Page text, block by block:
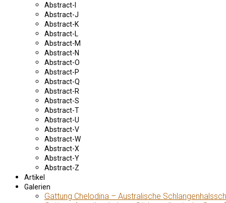
Abstract-I
Abstract-J
Abstract-K
Abstract-L
Abstract-M
Abstract-N
Abstract-O
Abstract-P
Abstract-Q
Abstract-R
Abstract-S
Abstract-T
Abstract-U
Abstract-V
Abstract-W
Abstract-X
Abstract-Y
Abstract-Z
Artikel
Galerien
Gattung Chelodina – Australische